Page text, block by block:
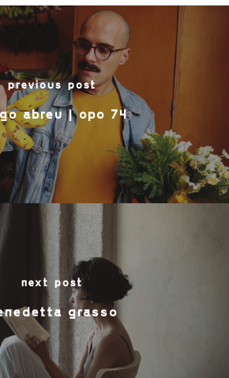
previous post
abreu | opo 74
next post
grasso